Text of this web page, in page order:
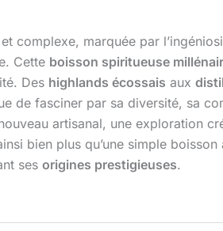
complexe, marquée par
Cette boisson spiritueuse
Des highlands écossais aux
de fasciner par sa diversité, sa
artisanal, une exploration
bien plus qu’une simple
ses origines prestigieuses.